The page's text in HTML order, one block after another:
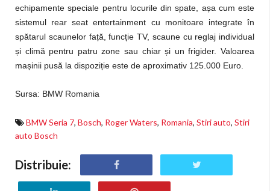
echipamente speciale pentru locurile din spate, așa cum este
sistemul rear seat entertainment cu monitoare integrate în
spătarul scaunelor față, funcție TV, scaune cu reglaj individual
și climă pentru patru zone sau chiar și un frigider. Valoarea
mașinii pusă la dispoziție este de aproximativ 125.000 Euro.
Sursa: BMW Romania
BMW Seria 7, Bosch, Roger Waters, Romania, Stiri auto, Stiri
auto Bosch
Distribuie: